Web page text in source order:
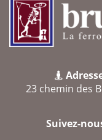
23 chemin des
Suivez-